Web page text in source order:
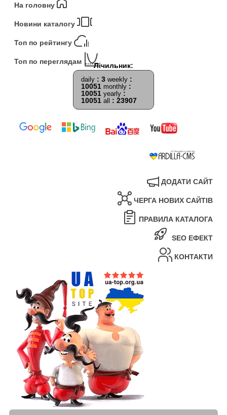
На головну
Новини каталогу
Топ по рейтингу
Топ по переглядам
daily : 3 weekly :
10051 monthly :
10051 yearly :
10051 all : 23907
ДОДАТИ САЙТ
ЧЕРГА НОВИХ САЙТІВ
ПРАВИЛА КАТАЛОГА
SEO ЕФЕКТ
КОНТАКТИ